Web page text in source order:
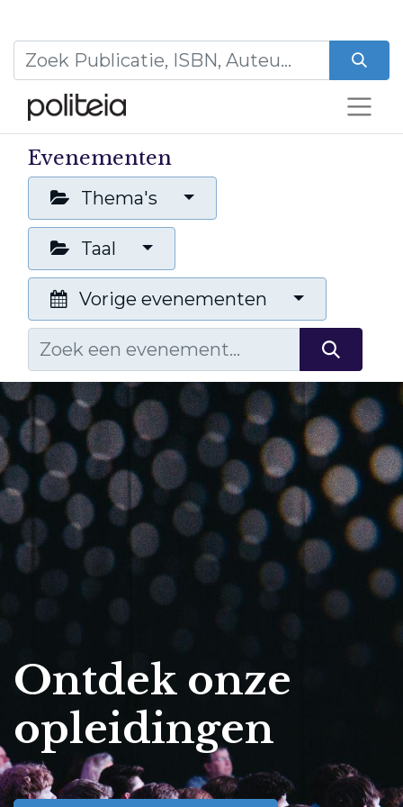
Evenementen
Thema's
Taal
Vorige evenementen
Ontdek onze
opleidingen